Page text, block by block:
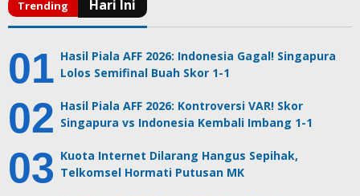
Hasil Piala AFF 2026: Indonesia Gagal! Singapura
Lolos Semifinal Buah Skor 1-1
Hasil Piala AFF 2026: Kontroversi VAR! Skor
Singapura vs Indonesia Kembali Imbang 1-1
Kuota Internet Dilarang Hangus Sepihak,
Telkomsel Hormati Putusan MK